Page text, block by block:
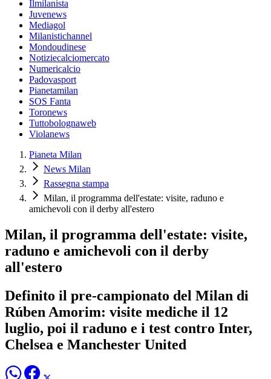
Ilmilanista
Juvenews
Mediagol
Milanistichannel
Mondoudinese
Notiziecalciomercato
Numericalcio
Padovasport
Pianetamilan
SOS Fanta
Toronews
Tuttobolognaweb
Violanews
Pianeta Milan
News Milan
Rassegna stampa
Milan, il programma dell'estate: visite, raduno e
amichevoli con il derby all'estero
Milan, il programma dell'estate: visite,
raduno e amichevoli con il derby
all'estero
Definito il pre-campionato del Milan di
Rúben Amorim: visite mediche il 12
luglio, poi il raduno e i test contro Inter,
Chelsea e Manchester United